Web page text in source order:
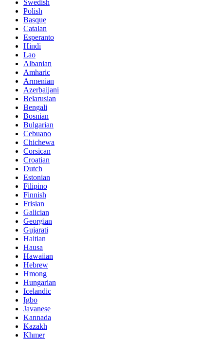
Swedish
Polish
Basque
Catalan
Esperanto
Hindi
Lao
Albanian
Amharic
Armenian
Azerbaijani
Belarusian
Bengali
Bosnian
Bulgarian
Cebuano
Chichewa
Corsican
Croatian
Dutch
Estonian
Filipino
Finnish
Frisian
Galician
Georgian
Gujarati
Haitian
Hausa
Hawaiian
Hebrew
Hmong
Hungarian
Icelandic
Igbo
Javanese
Kannada
Kazakh
Khmer